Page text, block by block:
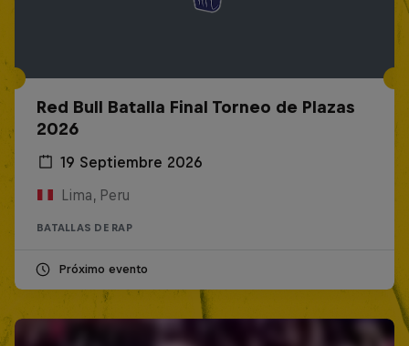
Red Bull Batalla Final Torneo de Plazas
2026
19 Septiembre 2026
Lima, Peru
BATALLAS DE RAP
Próximo evento